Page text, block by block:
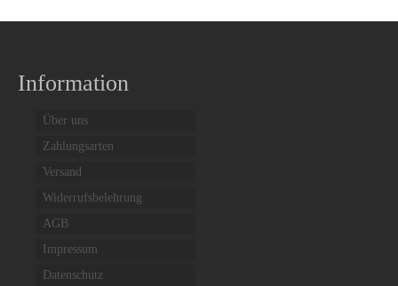
Schwangau Laszlo
Sendra
Taschen
Kopfbedeckungen
Information
Über uns
Zahlungsarten
Versand
Widerrufsbelehrung
AGB
Impressum
Datenschutz